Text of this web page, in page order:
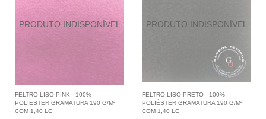
FELTRO LISO PINK - 100%
POLIÉSTER GRAMATURA 190 G/M²
COM 1,40 LG
FELTRO LISO PRETO - 100%
POLIÉSTER GRAMATURA 190 G/M²
COM 1,40 LG